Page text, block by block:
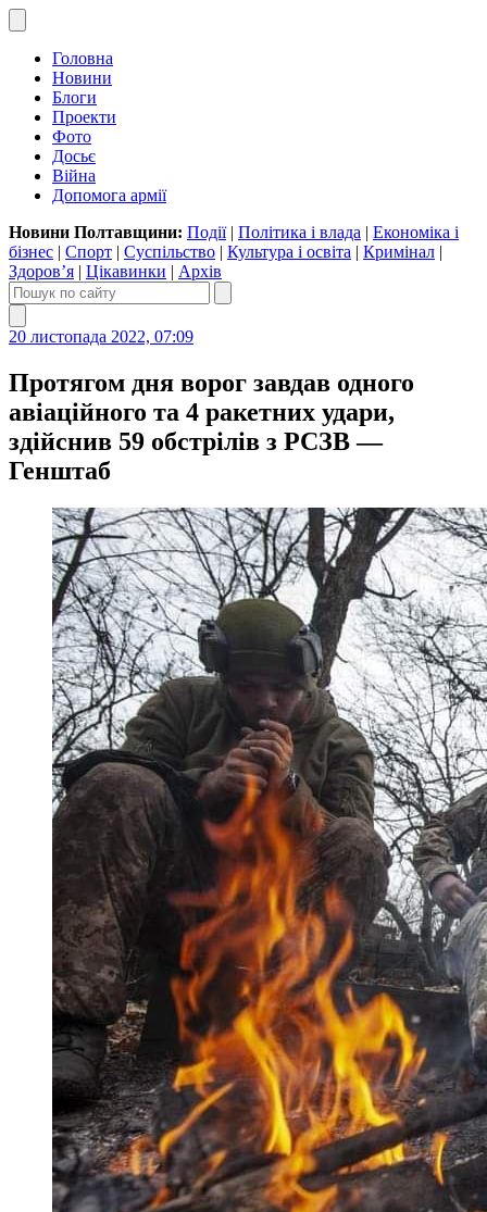
Головна
Новини
Блоги
Проекти
Фото
Досьє
Війна
Допомога армії
Новини Полтавщини: Події| Політика і влада | Економіка і
бізнес | Спорт | Суспільство | Культура і освіта | Кримінал |
Здоров’я | Цікавинки | Архів
20 листопада 2022, 07:09
Протягом дня ворог завдав одного
авіаційного та 4 ракетних удари,
здійснив 59 обстрілів з РСЗВ —
Генштаб